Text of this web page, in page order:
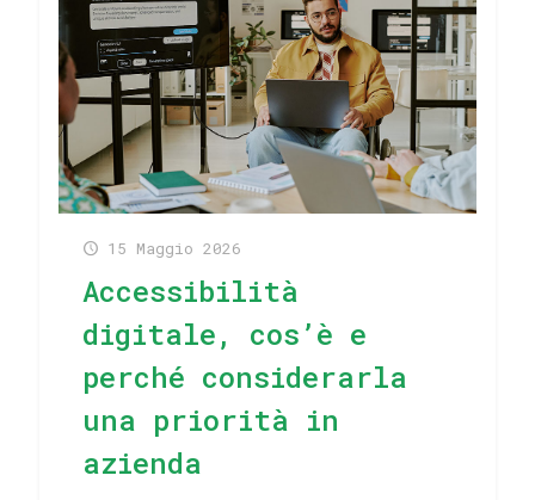
15 Maggio 2026
Accessibilità
digitale, cos’è e
perché considerarla
una priorità in
azienda